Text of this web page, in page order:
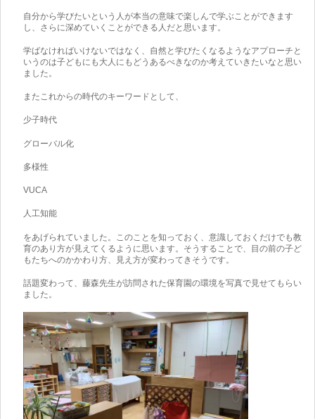
自分から学びたいという人が本当の意味で楽しんで学ぶことができます
し、さらに深めていくことができる人だと思います。
学ばなければいけないではなく、自然と学びたくなるようなアプローチと
いうのは子どもにも大人にもどうあるべきなのか考えていきたいなと思い
ました。
またこれからの時代のキーワードとして、
少子時代
グローバル化
多様性
VUCA
人工知能
をあげられていました。このことを知っておく、意識しておくだけでも教
育のあり方が見えてくるように思います。そうすることで、目の前の子ど
もたちへのかかわり方、見え方が変わってきそうです。
話題変わって、藤森先生が訪問された保育園の環境を写真で見せてもらい
ました。